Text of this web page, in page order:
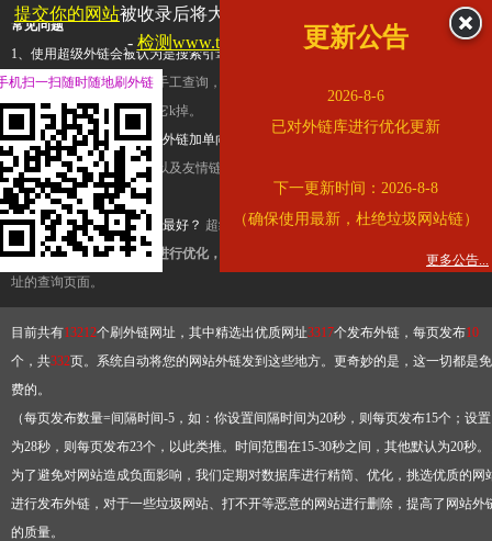
常见问题
1、使用超级外链会被认为是搜索引擎优化作弊吗？ 超级外链只是一个简便而集成
查询工具，模拟的是正常手工查询，不是作弊。如果是作弊，那您可以使用超级外
推广竞争对手的网址，让它k掉。
2、网站优化单纯依靠超级外链加单向链接可行吗？
链，需要结合普通的外链以及友情链接，您可以到站长论坛发布外链，到友情链接
台交换友情链接。
3、如何使用超级外链效果最好？ 超级外链不同于普通的外链，它是动态的链接，
有频繁使用超级外链工具进行优化，才能获得稳定的外链
，最终使搜索引擎收录带
址的查询页面。
目前共有13212个刷外链网址，其中精选出优质网址3317个发布外链，每页发布10
个，共332页。系统自动将您的网站外链发到这些地方。更奇妙的是，这一切都是免
费的。
（每页发布数量=间隔时间-5，如：你设置间隔时间为20秒，则每页发布15个；设置
为28秒，则每页发布23个，以此类推。时间范围在15-30秒之间，其他默认为20秒
为了避免对网站造成负面影响，我们定期对数据库进行精简、优化，挑选优质的网
进行发布外链，对于一些垃圾网站、打不开等恶意的网站进行删除，提高了网站外
的质量。
提交你的网站被收录后将大幅提升流量和外链，
查看展示页面
- 检测www.tbqjx.com是否收录更新公告
2026-8-6
已对外链库进行优化更新
下一更新时间：2026-8-8
（确保使用最新，杜绝垃圾网站链）
更多公告...
机扫一扫随时随地刷外链